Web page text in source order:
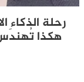
رحلة الذكاء
هكذا تُهندَس